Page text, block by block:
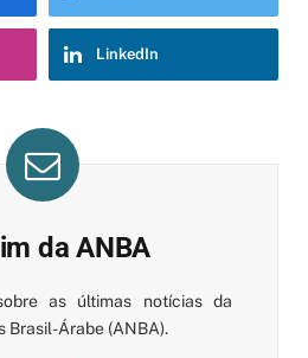
LinkedIn
da ANBA
as últimas notícias da
Brasil-Árabe (ANBA).